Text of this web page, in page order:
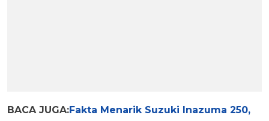
BACA JUGA:Fakta Menarik Suzuki Inazuma 250,